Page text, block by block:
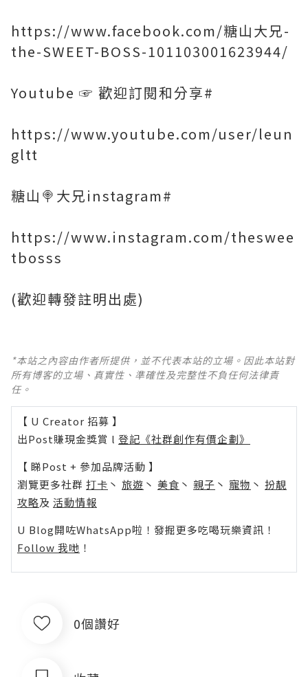
https://www.facebook.com/糖山大兄-
the-SWEET-BOSS-101103001623944/
Youtube ☞ 歡迎訂閱和分享#
https://www.youtube.com/user/leun
gltt
糖山🍭大兄instagram#
https://www.instagram.com/theswee
tbosss
(歡迎轉發註明出處)
*本站之內容由作者所提供，並不代表本站的立場。因此本站對
所有博客的立場、真實性、準確性及完整性不負任何法律責
任。
【 U Creator 招募 】
出Post賺現金獎賞 l 登記《社群創作有價企劃》
【 睇Post + 參加品牌活動 】
瀏覽更多社群 打卡 丶 旅遊 丶 美食 丶 親子 丶 寵物 丶 扮靚
攻略及 活動情報
U Blog開咗WhatsApp啦！發掘更多吃喝玩樂資訊！
Follow 我哋 ！
0個讚好